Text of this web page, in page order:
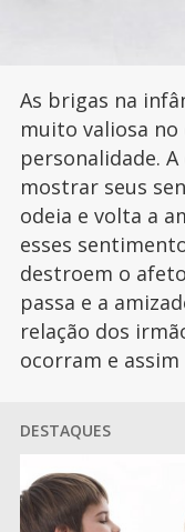
As brigas na
muito valiosa
personalidade.
mostrar seus
odeia e volta a
esses
destroem o
passa e a
relação dos
ocorram e
DESTAQUES